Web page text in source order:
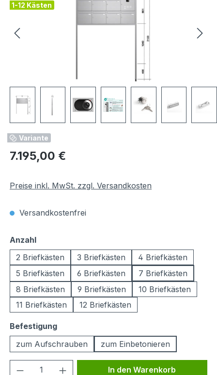
1-12 Kästen
Variante
Regulärer Preis:
7.195,00 €
Preise inkl. MwSt. zzgl. Versandkosten
Versandkostenfrei
Anzahlauswählen
2 Briefkästen
3 Briefkästen
4 Briefkästen
5 Briefkästen
6 Briefkästen
7 Briefkästen
8 Briefkästen
9 Briefkästen
10 Briefkästen
11 Briefkästen
12 Briefkästen
Befestigungauswählen
zum Aufschrauben
zum Einbetonieren
Produkt Anzahl: Gib denIn den Warenkorb